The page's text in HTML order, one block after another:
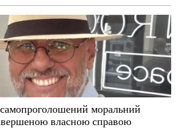
моральний
власною справою